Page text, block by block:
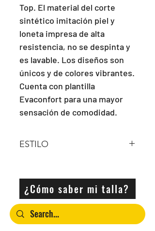
Top. El material del corte
sintético imitación piel y
loneta impresa de alta
resistencia, no se despinta y
es lavable. Los diseños son
únicos y de colores vibrantes.
Cuenta con plantilla
Evaconfort para una mayor
sensación de comodidad.
ESTILO
¿Cómo saber mi talla?